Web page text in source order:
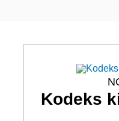
Kodeks